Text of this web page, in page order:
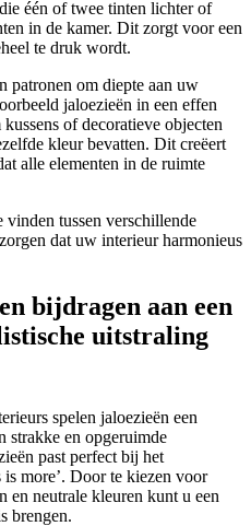
één of twee tinten lichter of
in de kamer. Dit zorgt voor een
te druk wordt.
patronen om diepte aan uw
jaloezieën in een effen
of decoratieve objecten
kleur bevatten. Dit creëert
alle elementen in de ruimte
tussen verschillende
dat uw interieur harmonieus
bijdragen aan een
uitstraling
spelen jaloezieën een
strakke en opgeruimde
past perfect bij het
more’. Door te kiezen voor
en neutrale kleuren kunt u een
brengen.